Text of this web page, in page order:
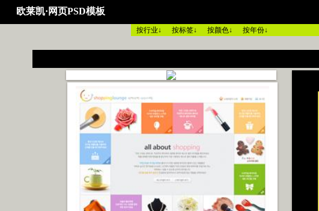
Warning: session_start(): The session id is too long or contains illegal characters,
欧莱凯·网页PSD模板
按行业↓ 按标签↓ 按颜色↓ 按年份↓